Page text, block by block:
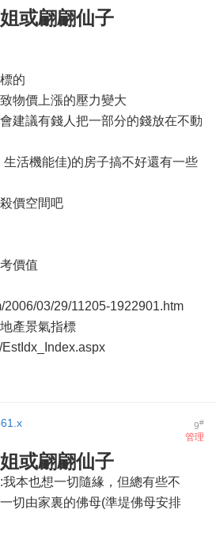
或翩翩仙子
的
物價上漲的壓力變大
建議有錢人把一部分的錢放在不動
活機能佳)的房子搞不好還有一些
價空間吧
價值
2006/03/29/11205-1922901.htm
產景氣指標
9#
管理
或翩翩仙子
本也想一切隨緣，但總有些不
切由家裏的佛母(準堤佛母安排